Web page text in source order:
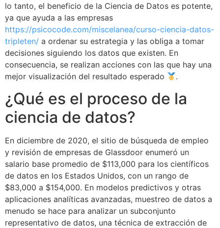
lo tanto, el beneficio de la Ciencia de Datos es potente,
ya que ayuda a las empresas
https://psicocode.com/miscelanea/curso-ciencia-datos-
tripleten/ a ordenar su estrategia y las obliga a tomar
decisiones siguiendo los datos que existen. En
consecuencia, se realizan acciones con las que hay una
mejor visualización del resultado esperado
.
¿Qué es el proceso de la
ciencia de datos?
En diciembre de 2020, el sitio de búsqueda de empleo
y revisión de empresas de Glassdoor enumeró un
salario base promedio de $113,000 para los científicos
de datos en los Estados Unidos, con un rango de
$83,000 a $154,000. En modelos predictivos y otras
aplicaciones analíticas avanzadas, muestreo de datos a
menudo se hace para analizar un subconjunto
representativo de datos, una técnica de extracción de